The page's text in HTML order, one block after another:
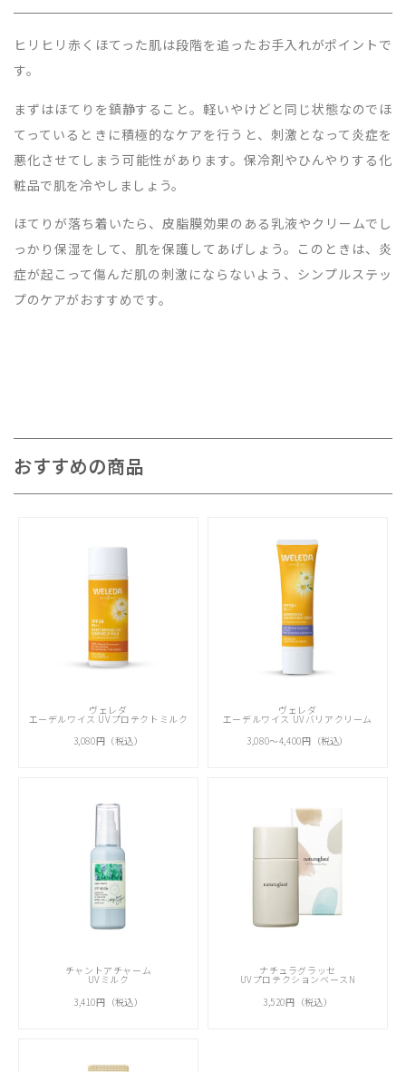
ヒリヒリ赤くほてった肌は段階を追ったお手入れがポイントで
す。
まずはほてりを鎮静すること。軽いやけどと同じ状態なのでほ
てっているときに積極的なケアを行うと、刺激となって炎症を
悪化させてしまう可能性があります。保冷剤やひんやりする化
粧品で肌を冷やしましょう。
ほてりが落ち着いたら、皮脂膜効果のある乳液やクリームでし
っかり保湿をして、肌を保護してあげしょう。このときは、炎
症が起こって傷んだ肌の刺激にならないよう、シンプルステッ
プのケアがおすすめです。
おすすめの商品
ヴェレダ
エーデルワイス UVプロテクトミルク
3,080円（税込）
ヴェレダ
エーデルワイス UVバリアクリーム
3,080～4,400円 （税込）
チャントアチャーム
UVミルク
3,410円 （税込）
ナチュラグラッセ
UVプロテクションベースN
3,520円 （税込）